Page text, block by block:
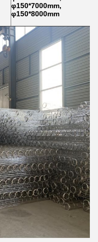
φ150*7000mm,
φ150*8000mm